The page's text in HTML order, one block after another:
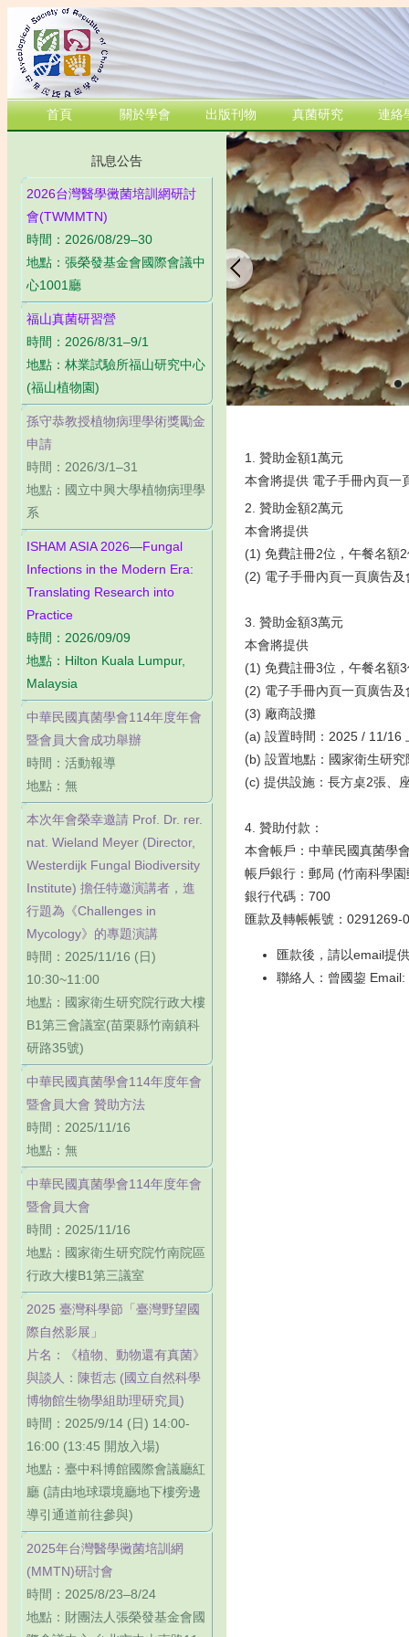
首頁 關於學會 出版刊物 真菌研究 連絡
訊息公告
2026台灣醫學黴菌培訓網研討
會(TWMMTN)
時間：2026/08/29–30
地點：張榮發基金會國際會議中
心1001廳
福山真菌研習營
時間：2026/8/31–9/1
地點：林業試驗所福山研究中心
(福山植物園)
孫守恭教授植物病理學術獎勵金
申請
時間：2026/3/1–31
地點：國立中興大學植物病理學
系
ISHAM ASIA 2026—Fungal
Infections in the Modern Era:
Translating Research into
Practice
時間：2026/09/09
地點：Hilton Kuala Lumpur,
Malaysia
中華民國真菌學會114年度年會
暨會員大會成功舉辦
時間：活動報導
地點：無
本次年會榮幸邀請 Prof. Dr. rer.
nat. Wieland Meyer (Director,
Westerdijk Fungal Biodiversity
Institute) 擔任特邀演講者，進
行題為《Challenges in
Mycology》的專題演講
時間：2025/11/16 (日)
10:30~11:00
地點：國家衛生研究院行政大樓
B1第三會議室(苗栗縣竹南鎮科
研路35號)
中華民國真菌學會114年度年會
暨會員大會 贊助方法
時間：2025/11/16
地點：無
中華民國真菌學會114年度年會
暨會員大會
時間：2025/11/16
地點：國家衛生研究院竹南院區
行政大樓B1第三議室
2025 臺灣科學節「臺灣野望國
際自然影展」
片名：《植物、動物還有真菌》
與談人：陳哲志 (國立自然科學
博物館生物學組助理研究員)
時間：2025/9/14 (日) 14:00-
16:00 (13:45 開放入場)
地點：臺中科博館國際會議廳紅
廳 (請由地球環境廳地下樓旁邊
導引通道前往參與)
2025年台灣醫學黴菌培訓網
(MMTN)研討會
時間：2025/8/23–8/24
地點：財團法人張榮發基金會國
(Pers.: Fr.) J. E. Lange
Trichocoma paradoxa
Jungh.
eschscholtzii(Ehrenb.: Fr.) Rehm
virgineus(Wulfen) Kovalenko
lactea(J. E. Lange) Métrod
Geastrum saccatum
Fr.: Fr.
H. Fu, C.-Y. Chen & T.-T. Chang
(Schwein.) Berk. & M. A. Curtis
Y.-M. Ju & J. D. Rogers
Tremella flava
C.-J. Chen
corticium(Schwein.: Fr.) Sacc.
gloeocystidiatus
Corner
Bulgaria inquinans
(Pers.) Fr.
1. 贊助金額1萬元
本會將提供 電子手冊內頁一
2. 贊助金額2萬元
本會將提供
(1) 免費註冊2位，午餐名額
(2) 電子手冊內頁一頁廣告
3. 贊助金額3萬元
本會將提供
(1) 免費註冊3位，午餐名額
(2) 電子手冊內頁一頁廣告
(3) 廠商設攤
(a) 設置時間：2025 / 11/16
(b) 設置地點：國家衛生研
(c) 提供設施：長方桌2張、
4. 贊助付款：
本會帳戶：中華民國真菌學
帳戶銀行：郵局 (竹南科學
銀行代碼：700
匯款及轉帳帳號：0291269-
匯款後，請以email提
聯絡人：曾國鋆